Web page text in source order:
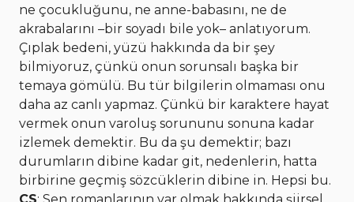
ne çocukluğunu, ne anne-babasını, ne de
akrabalarını –bir soyadı bile yok– anlatıyorum.
Çıplak bedeni, yüzü hakkında da bir şey
bilmiyoruz, çünkü onun sorunsalı başka bir
temaya gömülü. Bu tür bilgilerin olmaması onu
daha az canlı yapmaz. Çünkü bir karaktere hayat
vermek onun varoluş sorununu sonuna kadar
izlemek demektir. Bu da şu demektir; bazı
durumların dibine kadar git, nedenlerin, hatta
birbirine geçmiş sözcüklerin dibine in. Hepsi bu.